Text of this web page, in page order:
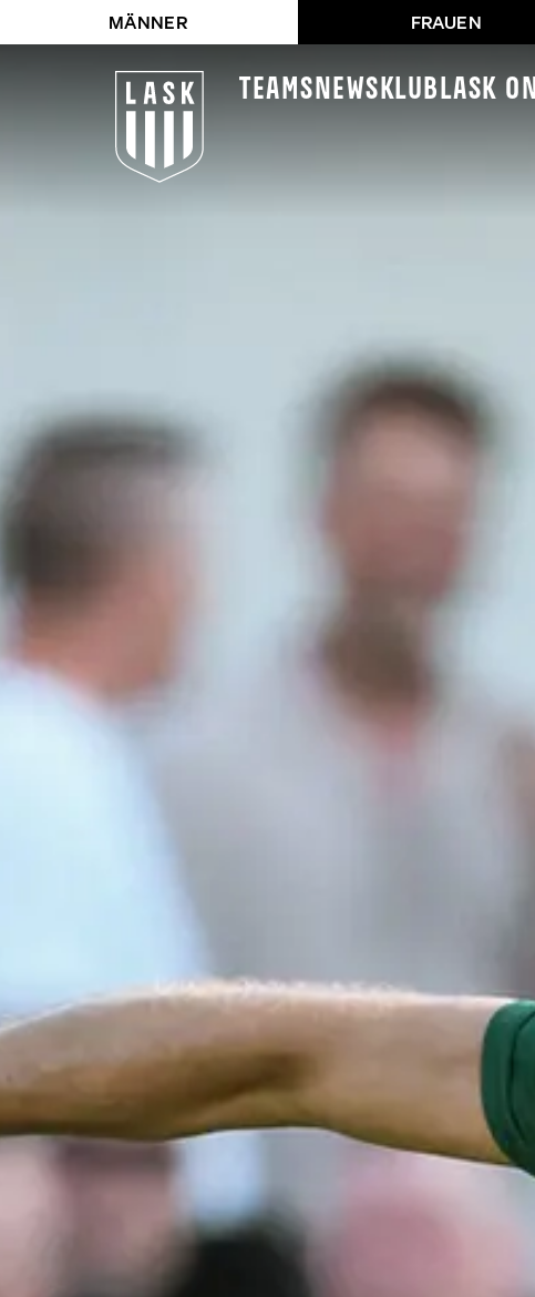
MÄNNER FRAUEN
Teams News Klub LASK On